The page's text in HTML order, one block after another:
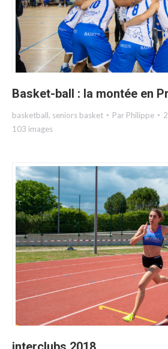
Basket-ball : la montée en
basketball, seniors basket Par Philippe
103 images